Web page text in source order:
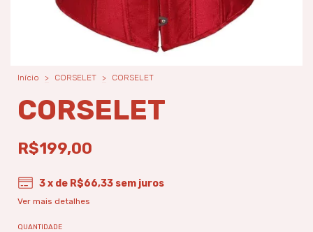
Início > CORSELET > CORSELET
CORSELET
R$199,00
3x de R$66,33 sem juros
Ver mais detalhes
QUANTIDADE